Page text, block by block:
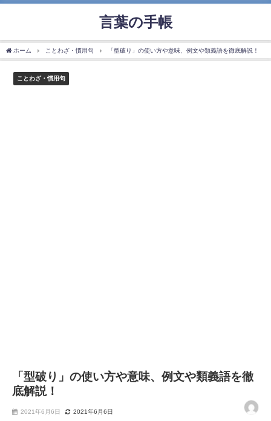
言葉の手帳
ホーム ことわざ・慣用句 「型破り」の使い方や意味、例文や類義語を徹底解説！
ことわざ・慣用句
「型破り」の使い方や意味、例文や類義語を徹
底解説！
2021年6月6日 2021年6月6日